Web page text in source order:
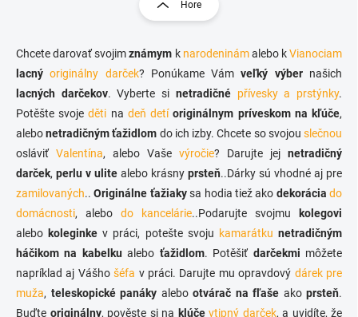
á
d
c
i
p
r
v
y
v
ý
p
i
s
u
á
k
o
v
a
n
i
e
Hore
Chcete darovať svojimznámym k narodeninámalebo kVianociam
lacný originálny darček? Ponúkame Vámveľký výbernašich
lacných darčekov. Vyberte si netradičné přívesky a prstýnky.
Potěšte svojeděti na deň detí originálnym príveskom na kľúče,
alebonetradičným ťažidlom do ich izby. Chcete so svojouslečnou
osláviť Valentína, alebo Vaše výročie? Darujte jej netradičný
darček, perlu v ulite alebo krásny prsteň..Dárky sú vhodné aj pre
zamilovaných..Originálne ťažiakysa hodia tiež ako dekorácia do
domácnosti, alebo do kancelárie..Podarujte svojmu
kolegovi
alebo koleginke v práci, potešte svoju kamarátku netradičným
háčikom na kabelkualebo ťažidlom. Potěšiť darčekmi môžete
napríklad aj Vášhošéfa v práci. Darujte mu opravdový dárek pre
muža, teleskopické panáky alebo otvárač na fľaše ako prsteň.
Buďte originálny, pověste si na klúče vtipný darček, a uvidíte, že